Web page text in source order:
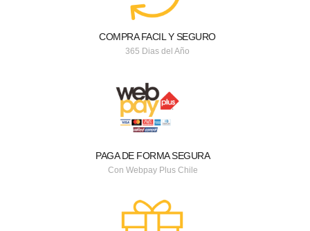
COMPRA FACIL Y SEGURO
365 Dias del Año
PAGA DE FORMA SEGURA
Con Webpay Plus Chile